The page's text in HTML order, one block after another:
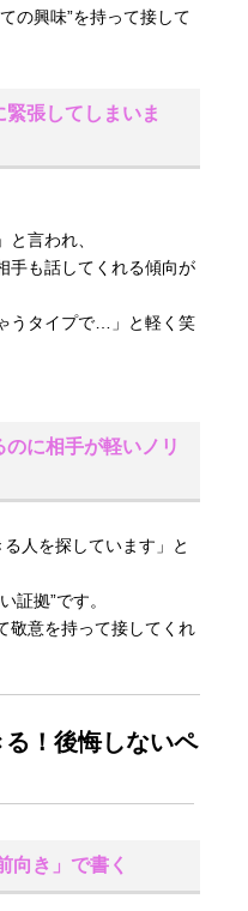
の興味”を持って接して
張してしまいま
言われ、
手も話してくれる傾向が
うタイプで…」と軽く笑
に相手が軽いノリ
人を探しています」と
証拠”です。
敬意を持って接してくれ
！後悔しないペ
向き」で書く